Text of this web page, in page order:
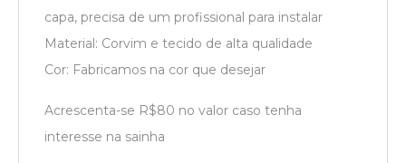
capa, precisa de um profissional para instalar
Material: Corvim e tecido de alta qualidade
Cor: Fabricamos na cor que desejar
Acrescenta-se R$80 no valor caso tenha
interesse na sainha